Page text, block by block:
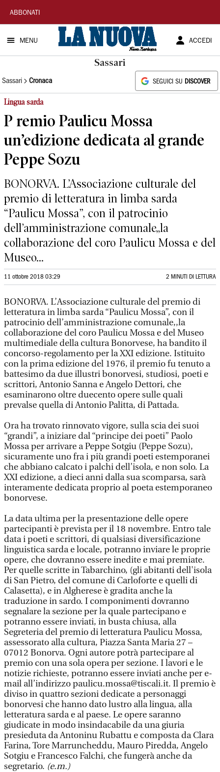
La
Nuova
Sardegna
ABBONATI
MENU ACCEDI
Sassari
Sassari Cronaca SEGUICI SU DISCOVER
Lingua sarda
P remio Paulicu Mossa
un’edizione dedicata al grande
Peppe Sozu
BONORVA. L’Associazione culturale del
premio di letteratura in limba sarda
“Paulicu Mossa”, con il patrocinio
dell’amministrazione comunale,,la
collaborazione del coro Paulicu Mossa e del
Museo...
11 ottobre 2018 03:29 2 MINUTI DI LETTURA
BONORVA. L’Associazione culturale del premio di
letteratura in limba sarda “Paulicu Mossa”, con il
patrocinio dell’amministrazione comunale,,la
collaborazione del coro Paulicu Mossa e del Museo
multimediale della cultura Bonorvese, ha bandito il
concorso-regolamento per la XXI edizione. Istituito
con la prima edizione del 1976, il premio fu tenuto a
battesimo da due illustri bonorvesi, studiosi, poeti e
scrittori, Antonio Sanna e Angelo Dettori, che
esaminarono oltre duecento opere sulle quali
prevalse quella di Antonio Palitta, di Pattada.
Ora ha trovato rinnovato vigore, sulla scia dei suoi
“grandi”, a iniziare dal “principe dei poeti” Paolo
Mossa per arrivare a Peppe Sotgiu (Peppe Sozu),
sicuramente uno fra i più grandi poeti estemporanei
che abbiano calcato i palchi dell’isola, e non solo. La
XXI edizione, a dieci anni dalla sua scomparsa, sarà
interamente dedicata proprio al poeta estemporaneo
bonorvese.
La data ultima per la presentazione delle opere
partecipanti è prevista per il 18 novembre. Entro tale
data i poeti e scrittori, di qualsiasi diversificazione
linguistica sarda e locale, potranno inviare le proprie
opere, che dovranno essere inedite e mai premiate.
Per quelle scritte in Tabarchino, (gli abitanti dell'isola
di San Pietro, del comune di Carloforte e quelli di
Calasetta), e in Algherese è gradita anche la
traduzione in sardo. I componimenti dovranno
segnalare la sezione per la quale partecipano e
potranno essere inviati, in busta chiusa, alla
Segreteria del premio di letteratura Paulicu Mossa,
assessorato alla cultura, Piazza Santa Maria 27 –
07012 Bonorva. Ogni autore potrà partecipare al
premio con una sola opera per sezione. I lavori e le
notizie richieste, potranno essere inviati anche per e-
mail all’indirizzo paulicu.mossa@tiscali.it. Il premio è
diviso in quattro sezioni dedicate a personaggi
bonorvesi che hanno dato lustro alla lingua, alla
letteratura sarda e al paese. Le opere saranno
giudicate in modo insindacabile da una giuria
presieduta da Antoninu Rubattu e composta da Clara
Farina, Tore Marruncheddu, Mauro Piredda, Angelo
Sotgiu e Francesco Falchi, che fungerà anche da
segretario. (e.m.)